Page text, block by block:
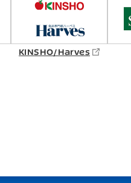
KINSHO/Harves